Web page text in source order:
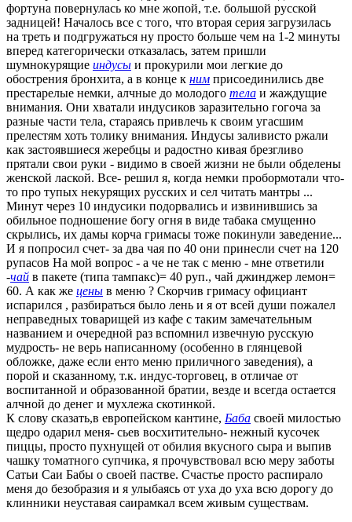
фортуна повернулась ко мне жопой, т.е. большой русской
задницей! Началось все с того, что вторая серия загрузилась
на треть и подгружаться ну просто больше чем на 1-2 минуты
вперед категорически отказалась, затем пришли
шумнокурящие индусы и прокурили мои легкие до
обострения бронхита, а в конце к ним присоединились две
престарелые немки, алчные до молодого тела и жаждущие
внимания. Они хватали индусиков заразительно гогоча за
разные части тела, стараясь привлечь к своим угасшим
прелестям хоть толику внимания. Индусы заливисто ржали
как застоявшиеся жеребцы и радостно кивая брезгливо
прятали свои руки - видимо в своей жизни не были обделены
женской лаской. Все- решил я, когда немки пробормотали что-
то про тупых некурящих русских и сел читать мантры ...
Минут через 10 индусики подорвались и извинившись за
обильное подношение богу огня в виде табака смущенно
скрылись, их дамы корча гримасы тоже покинули заведение...
И я попросил счет- за два чая по 40 они принесли счет на 120
рупасов На мой вопрос - а че не так с меню - мне ответили
-чай в пакете (типа тампакс)= 40 руп., чай джинджер лемон=
60. А как же цены в меню ? Скорчив гримасу официант
испарился , разбираться было лень и я от всей души пожалел
неправедных товарищей из кафе с таким замечательным
названием и очередной раз вспомнил извечную русскую
мудрость- не верь написанному (особенно в глянцевой
обложке, даже если енто меню приличного заведения), а
порой и сказанному, т.к. индус-торговец, в отличае от
воспитанной и образованной братии, везде и всегда остается
алчной до денег и мухлежа скотинкой.
К слову сказать,в европейском кантине, Баба своей милостью
щедро одарил меня- сьев восхитительно- нежный кусочек
пиццы, просто пухнущей от обилия вкусного сыра и выпив
чашку томатного супчика, я прочувствовал всю меру заботы
Сатьи Саи Бабы о своей пастве. Счастье просто распирало
меня до безобразия и я улыбаясь от уха до уха всю дорогу до
клинники неуставая саирамкал всем живым существам.